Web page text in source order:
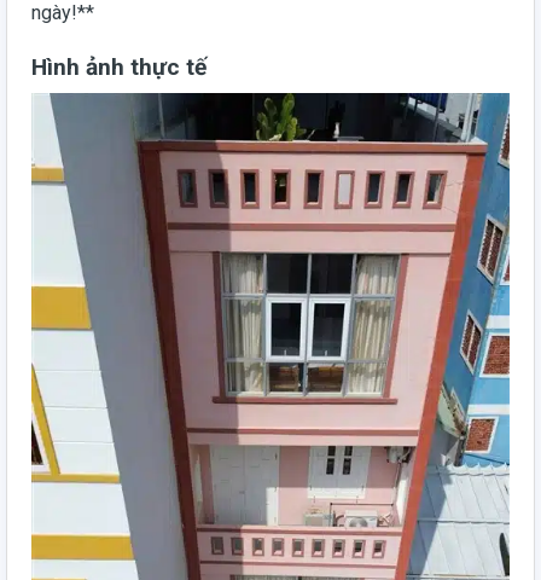
ngày!**
Hình ảnh thực tế